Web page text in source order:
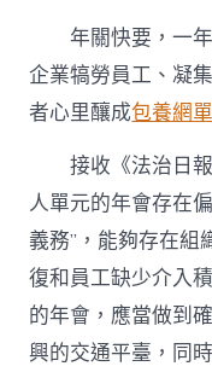
年關快要，一
企業犒勞員工、凝
者心里釀成包養網
接收《法治日
人單元的年會存在
義務”，能夠存在組
復和員工缺少介入
的年會，應當做到
興的交通平臺，同